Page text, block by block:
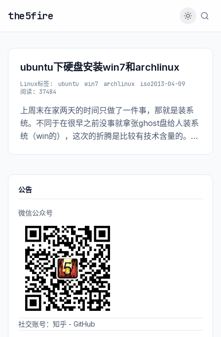
the5fire
ubuntu下硬盘安装win7和archlinux
Linux标签: ubuntu win7 archlinux iso2013-04-09
阅读: 37484
上周末在家两天的时间只做了一件事，那就是装系
统。不同于在很早之前没事就拿张ghost盘给人装系
统（win的），这次的折腾是比较有技术含量的。整
了。 这个过程中学到了什么呢？简单的说就是通过
grub引导系统，通过硬盘安装系统，还有就是原来
卡托（或说读卡器）里面是有芯片的（之前一直以
为它只是起连接的作用）。
公告
微信公众号
社交账号： 知乎 - GitHub